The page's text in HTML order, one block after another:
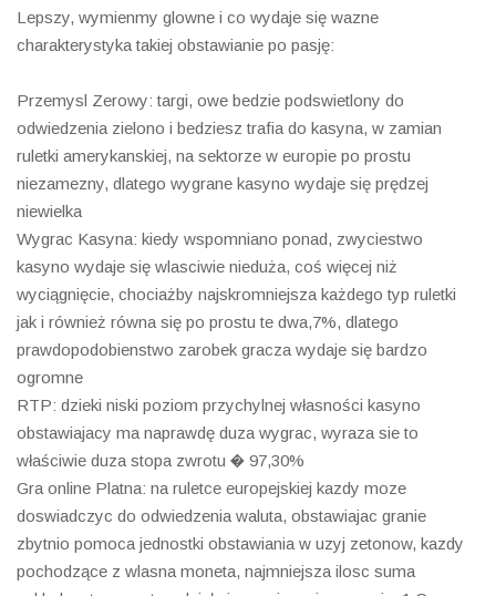
Lepszy, wymienmy glowne i co wydaje się wazne
charakterystyka takiej obstawianie po pasję:
Przemysl Zerowy: targi, owe bedzie podswietlony do
odwiedzenia zielono i bedziesz trafia do kasyna, w zamian
ruletki amerykanskiej, na sektorze w europie po prostu
niezamezny, dlatego wygrane kasyno wydaje się prędzej
niewielka
Wygrac Kasyna: kiedy wspomniano ponad, zwyciestwo
kasyno wydaje się wlasciwie nieduża, coś więcej niż
wyciągnięcie, chociażby najskromniejsza każdego typ ruletki
jak i również równa się po prostu te dwa,7%, dlatego
prawdopodobienstwo zarobek gracza wydaje się bardzo
ogromne
RTP: dzieki niski poziom przychylnej własności kasyno
obstawiajacy ma naprawdę duza wygrac, wyraza sie to
właściwie duza stopa zwrotu � 97,30%
Gra online Platna: na ruletce europejskiej kazdy moze
doswiadczyc do odwiedzenia waluta, obstawiajac granie
zbytnio pomoca jednostki obstawiania w uzyj zetonow, kazdy
pochodzące z wlasna moneta, najmniejsza ilosc suma